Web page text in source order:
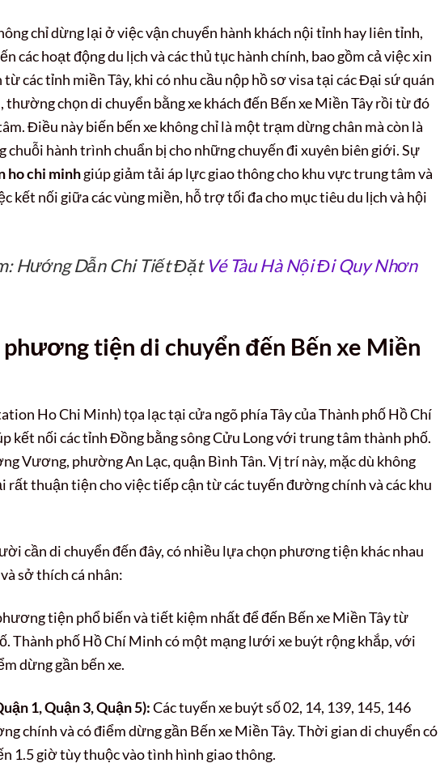
chỉ dừng lại ở việc vận chuyển hành khách nội tỉnh hay liên tỉnh,
các hoạt động du lịch và các thủ tục hành chính, bao gồm cả việc xin
các tỉnh miền Tây, khi có nhu cầu nộp hồ sơ visa tại các Đại sứ quán
thường chọn di chuyển bằng xe khách đến Bến xe Miền Tây rồi từ đó
Điều này biến bến xe không chỉ là một trạm dừng chân mà còn là
hành trình chuẩn bị cho những chuyến đi xuyên biên giới. Sự
ho chi minhgiúp giảm tải áp lực giao thông cho khu vực trung tâm và
kết nối giữa các vùng miền, hỗ trợ tối đa cho mục tiêu du lịch và hội
Hướng Dẫn Chi Tiết Đặt Vé Tàu Hà Nội Đi Quy Nhơn
tiện di chuyển đến Bến xe Miền
Ho Chi Minh) tọa lạc tại cửa ngõ phía Tây của Thành phố Hồ Chí
kết nối các tỉnh Đồng bằng sông Cửu Long với trung tâm thành phố.
Vương, phường An Lạc, quận Bình Tân. Vị trí này, mặc dù không
rất thuận tiện cho việc tiếp cận từ các tuyến đường chính và các khu
cần di chuyển đến đây, có nhiều lựa chọn phương tiện khác nhau
sở thích cá nhân:
tiện phổ biến và tiết kiệm nhất để đến Bến xe Miền Tây từ
Thành phố Hồ Chí Minh có một mạng lưới xe buýt rộng khắp, với
dừng gần bến xe.
1, Quận 3, Quận 5):Các tuyến xe buýt số 02, 14, 139, 145, 146
chính và có điểm dừng gần Bến xe Miền Tây. Thời gian di chuyển có
1.5 giờ tùy thuộc vào tình hình giao thông.